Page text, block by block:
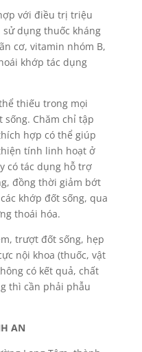
với điều trị triệu
dụng thuốc kháng
cơ, vitamin nhóm B,
khớp tác dụng
thiếu trong mọi
Chăm chỉ tập
hợp có thể giúp
tính linh hoạt ở
có tác dụng hỗ trợ
đồng thời giảm bớt
khớp đốt sống, qua
thoái hóa.
trượt đốt sống, hẹp
nội khoa (thuốc, vật
có kết quả, chất
thì cần phải phẫu
AN